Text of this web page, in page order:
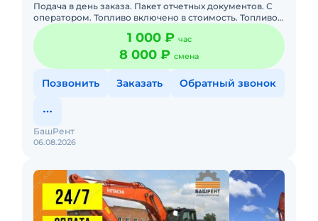
Подача в день заказа. Пакет отчетных документов. С
оператором. Топливо включено в стоимость. Топливо
оплачивается отдельно. Долгосрочная аренда.
Краткосрочная а
1 000 ₽ час
8 000 ₽ смена
Позвонить Заказать Обратный звонок
06.08.2026
БашРент